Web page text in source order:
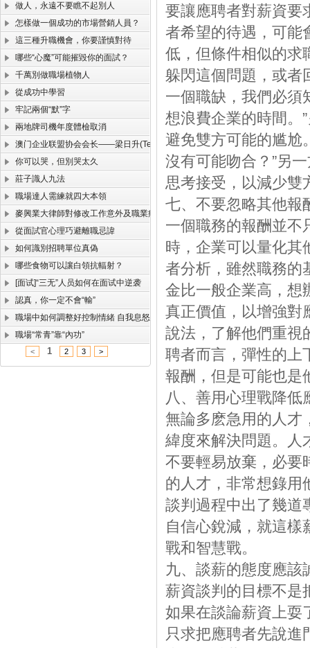
做人，永遠不要瞧不起別人
怎樣做一個成功的市場營銷人員？
這三種升職機會，你要謹慎對待
哪些“心魔”可能摧毀你的面試？
千萬別做職場植物人
從成功中學習
牢記兩個“默”字
兩地牌司機年度體檢取消
澳门企业联盟协会会长——梁日升(TerrySir)
你可以哭，但別哭太久
莊子識人九法
職場達人需練就四大本領
麥興業大律師對修改工作意外及職業病損害的彌補制度解答
從面試官心理巧避離職忌諱
如何識別招聘單位真偽
哪些食物可以讓白領抗輻射？
[面试]“三无”人员如何在面试中逆袭
認真，你一定不會“輸”
職場中如何調整好控制情緒 自我息怒的妙招
職場“常青”靠“內功”
< 1 2 3 >
要讓應聘者對薪資要
者希望的待遇，可能
低，但條件相似的求
躲閃這個問題，或者
一個職缺，我們必須
想浪費企業的時間。
避免雙方可能的尴尬
沒有可能吻合？”另
思考接受，以減少雙
七、不要忽略其他報
一個職務的報酬並不
時，企業可以量化其
者分析，雖然職務的
金比一般企業高，想
真正價值，以增強對
說法，了解他們重視
聘者而言，彈性的上
報酬，但是可能也是
八、善用心理戰降低
無論多麽急用的人才
緯度來解決問題。人
不要輕易放棄，必要
的人才，非常想錄用
談判過程中出了幾道
自信心銳減，就這樣
戰和智慧戰。
九、談薪的態度應該
薪資談判的目標不是
如果在談論薪資上耍
只求把應聘者先說進